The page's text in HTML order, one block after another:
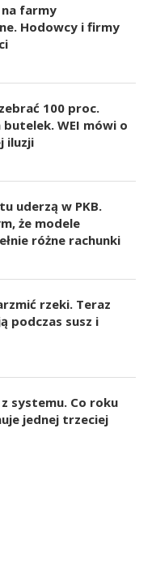
na farmy
Hodowcy i firmy
100 proc.
WEI mówi o
iluzji
uderzą w PKB.
że modele
różne rachunki
rzeki. Teraz
podczas susz i
systemu. Co roku
jednej trzeciej